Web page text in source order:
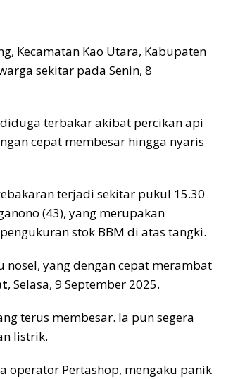
Kecamatan Kao Utara, Kabupaten
sekitar pada Senin, 8
terbakar akibat percikan api
cepat membesar hingga nyaris
terjadi sekitar pukul 15.30
(43), yang merupakan
stok BBM di atas tangki.
yang dengan cepat merambat
, Selasa, 9 September 2025.
terus membesar. Ia pun segera
listrik.
operator Pertashop, mengaku panik